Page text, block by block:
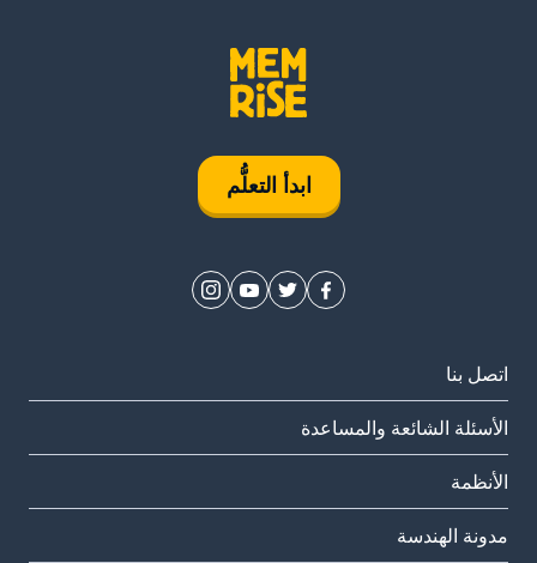
ابدأ التعلُّم
اتصل بنا
الأسئلة الشائعة والمساعدة
الأنظمة
مدونة الهندسة